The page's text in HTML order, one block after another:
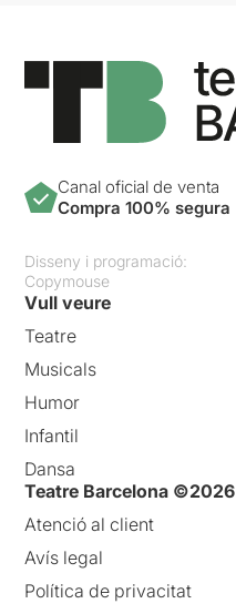
Canal oficial de venta
Compra 100% segura
Disseny i programació:
Copymouse
Vull veure
Teatre
Musicals
Humor
Infantil
Dansa
Teatre Barcelona ©2026
Atenció al client
Avís legal
Política de privacitat